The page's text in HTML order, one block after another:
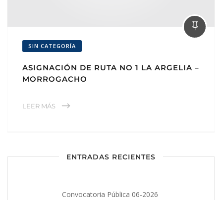
SIN CATEGORÍA
ASIGNACIÓN DE RUTA NO 1 LA ARGELIA –
MORROGACHO
LEER MÁS
ENTRADAS RECIENTES
Convocatoria Pública 06-2026